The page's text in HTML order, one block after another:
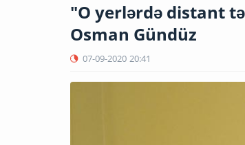
"O yerlərdə distant
Osman Gündüz
07-09-2020 20:41